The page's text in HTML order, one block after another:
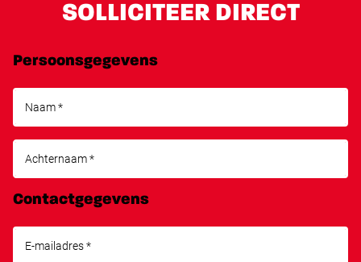
SOLLICITEER DIRECT
Persoonsgegevens
Contactgegevens